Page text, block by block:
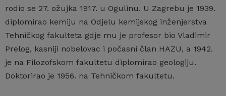
rodio se 27. ožujka 1917. u Ogulinu. U Zagrebu je 1939.
diplomirao kemiju na Odjelu kemijskog inženjerstva
Tehničkog fakulteta gdje mu je profesor bio Vladimir
Prelog, kasniji nobelovac i počasni član HAZU, a 1942.
je na Filozofskom fakultetu diplomirao geologiju.
Doktorirao je 1956. na Tehničkom fakultetu.